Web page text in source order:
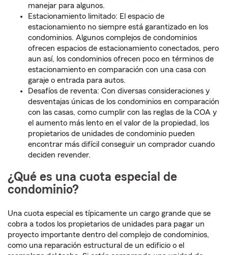
manejar para algunos.
Estacionamiento limitado: El espacio de
estacionamiento no siempre está garantizado en los
condominios. Algunos complejos de condominios
ofrecen espacios de estacionamiento conectados, pero
aun así, los condominios ofrecen poco en términos de
estacionamiento en comparación con una casa con
garaje o entrada para autos.
Desafíos de reventa: Con diversas consideraciones y
desventajas únicas de los condominios en comparación
con las casas, como cumplir con las reglas de la COA y
el aumento más lento en el valor de la propiedad, los
propietarios de unidades de condominio pueden
encontrar más difícil conseguir un comprador cuando
deciden revender.
¿Qué es una cuota especial de
condominio?
Una cuota especial es típicamente un cargo grande que se
cobra a todos los propietarios de unidades para pagar un
proyecto importante dentro del complejo de condominios,
como una reparación estructural de un edificio o el